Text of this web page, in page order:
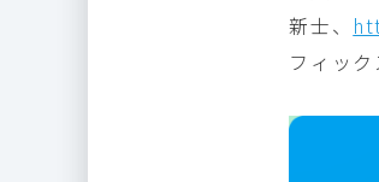
新士、
フィッ